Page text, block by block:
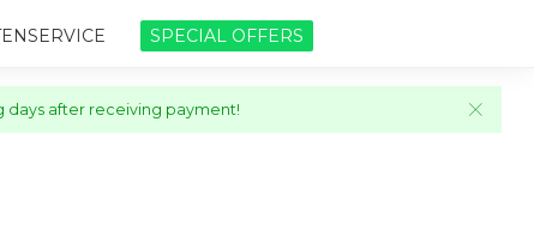
SPECIAL OFFERS
days after receiving payment!